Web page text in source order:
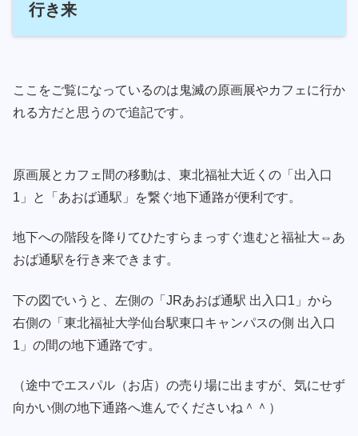
行き来
ここをご覧になっているのは鬼滅の原画展やカフェに行か
れる方だと思うので追記です。
原画展とカフェ間の移動は、東北福祉大近くの「出入口
1」と「あおば通駅」を繋ぐ地下通路が便利です。
地下への階段を降りてひたすらまっすぐ進むと福祉大⇔あ
おば通駅を行き来できます。
下の図でいうと、左側の「JRあおば通駅 出入口1」から
右側の「東北福祉大学仙台駅東口キャンパスの側 出入口
1」の間の地下通路です。
（途中でエスパル（お店）の売り場に出ますが、気にせず
向かい側の地下通路へ進んでくださいね＾＾）